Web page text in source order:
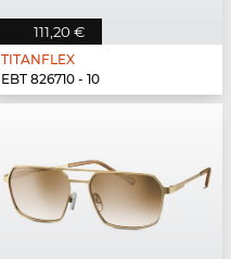
111,20 €
TITANFLEX
EBT 826710 - 10